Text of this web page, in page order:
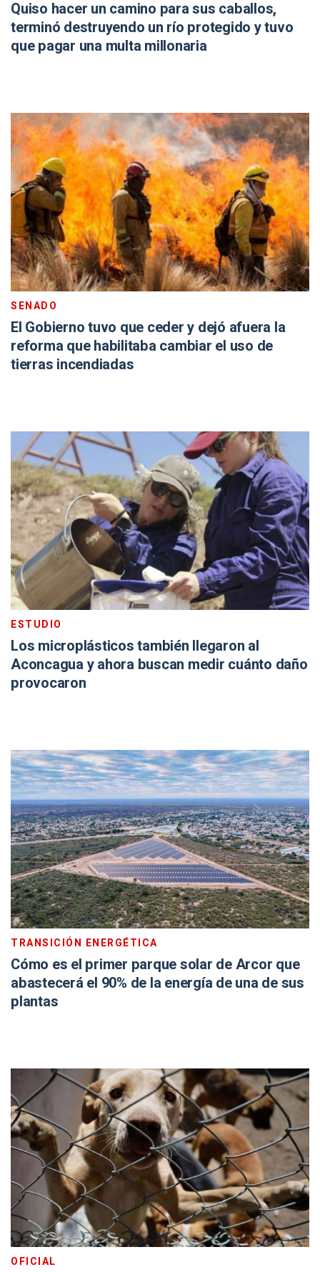
Quiso hacer un camino para sus caballos,
terminó destruyendo un río protegido y tuvo
que pagar una multa millonaria
SENADO
El Gobierno tuvo que ceder y dejó afuera la
reforma que habilitaba cambiar el uso de
tierras incendiadas
ESTUDIO
Los microplásticos también llegaron al
Aconcagua y ahora buscan medir cuánto daño
provocaron
TRANSICIÓN ENERGÉTICA
Cómo es el primer parque solar de Arcor que
abastecerá el 90% de la energía de una de sus
plantas
OFICIAL